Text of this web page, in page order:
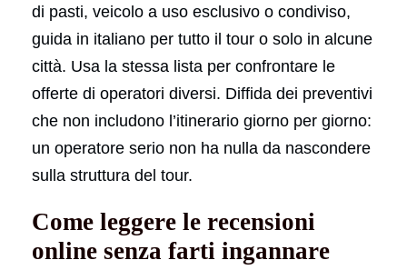
di pasti, veicolo a uso esclusivo o condiviso,
guida in italiano per tutto il tour o solo in alcune
città. Usa la stessa lista per confrontare le
offerte di operatori diversi. Diffida dei preventivi
che non includono l’itinerario giorno per giorno:
un operatore serio non ha nulla da nascondere
sulla struttura del tour.
Come leggere le recensioni
online senza farti ingannare